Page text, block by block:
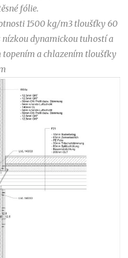
fólie.
1500 kg/m3 tloušťky 60
nízkou dynamickou tuhostí a
a chlazením tloušťky